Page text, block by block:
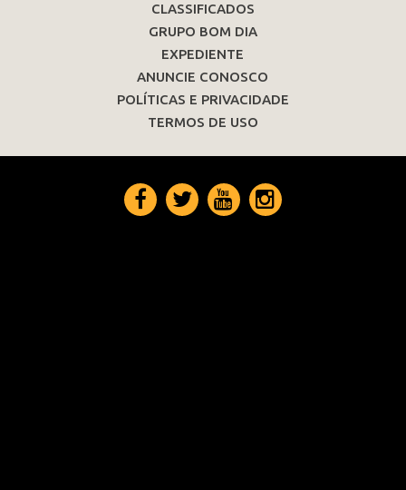
CLASSIFICADOS
GRUPO BOM DIA
EXPEDIENTE
ANUNCIE CONOSCO
POLÍTICAS E PRIVACIDADE
TERMOS DE USO